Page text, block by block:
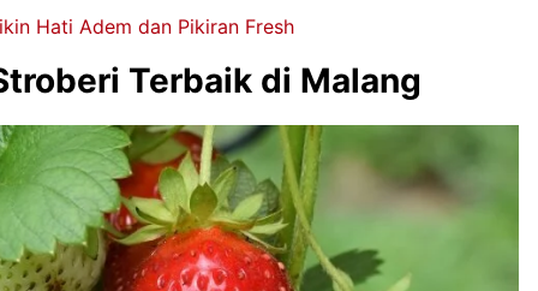
Hati Adem dan Pikiran Fresh
Terbaik di Malang